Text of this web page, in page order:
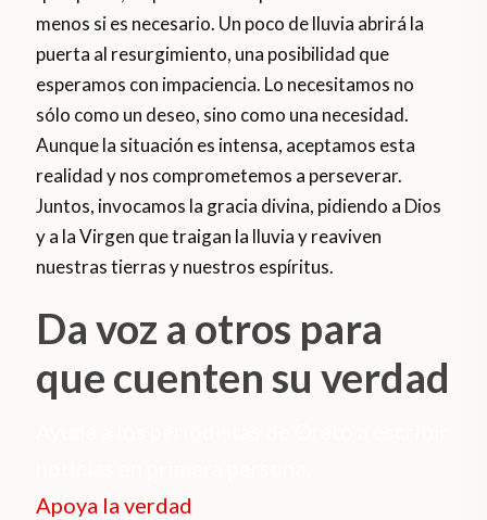
menos si es necesario. Un poco de lluvia abrirá la
puerta al resurgimiento, una posibilidad que
esperamos con impaciencia. Lo necesitamos no
sólo como un deseo, sino como una necesidad.
Aunque la situación es intensa, aceptamos esta
realidad y nos comprometemos a perseverar.
Juntos, invocamos la gracia divina, pidiendo a Dios
y a la Virgen que traigan la lluvia y reaviven
nuestras tierras y nuestros espíritus.
Da voz a otros para
que cuenten su verdad
Apoya la verdad